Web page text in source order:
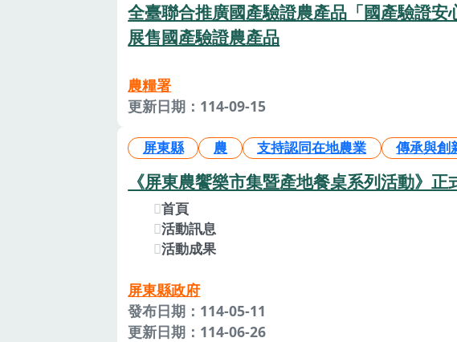
全臺聯合推廣國產驗證農產品「國產驗證
展售國產驗證農產品
農糧署
更新日期：114-09-15
屏東縣 農 支持認同在地農業 傳承與創
《屏東農饗樂市集暨產地餐桌系列活動》
首頁
活動訊息
活動成果
屏東縣政府
發布日期：114-05-11
更新日期：114-06-26